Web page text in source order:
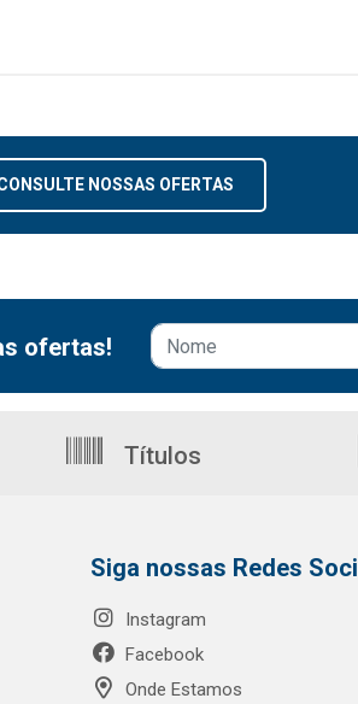
NOSSAS OFERTAS
ofertas!
Títulos
Siga nossas Redes
Instagram
Facebook
Onde Estamos